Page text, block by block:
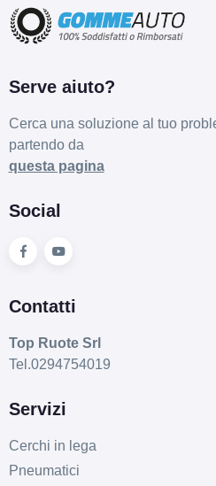
Serve aiuto?
Cerca una soluzione al tuo
partendo da
questa pagina
Social
Contatti
Top Ruote Srl
Tel.0294754019
Servizi
Cerchi in lega
Pneumatici